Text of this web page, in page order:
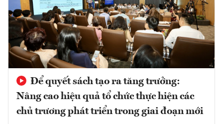
Để quyết sách tạo ra tăng trưởng:
Nâng cao hiệu quả tổ chức thực hiện các
chủ trương phát triển trong giai đoạn mới